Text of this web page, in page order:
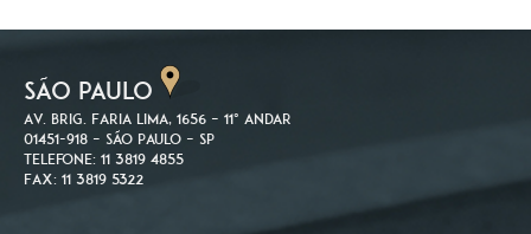
SÃO PAULO
Av. Brig. Faria Lima, 1656 – 11º andar
01451-918 – São Paulo – SP
Telefone: 11 3819 4855
Fax: 11 3819 5322